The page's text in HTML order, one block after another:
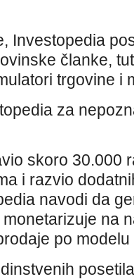
Investopedia
članke,
trgovine i
za
skoro 30.000
i razvio
navodi da
na
po